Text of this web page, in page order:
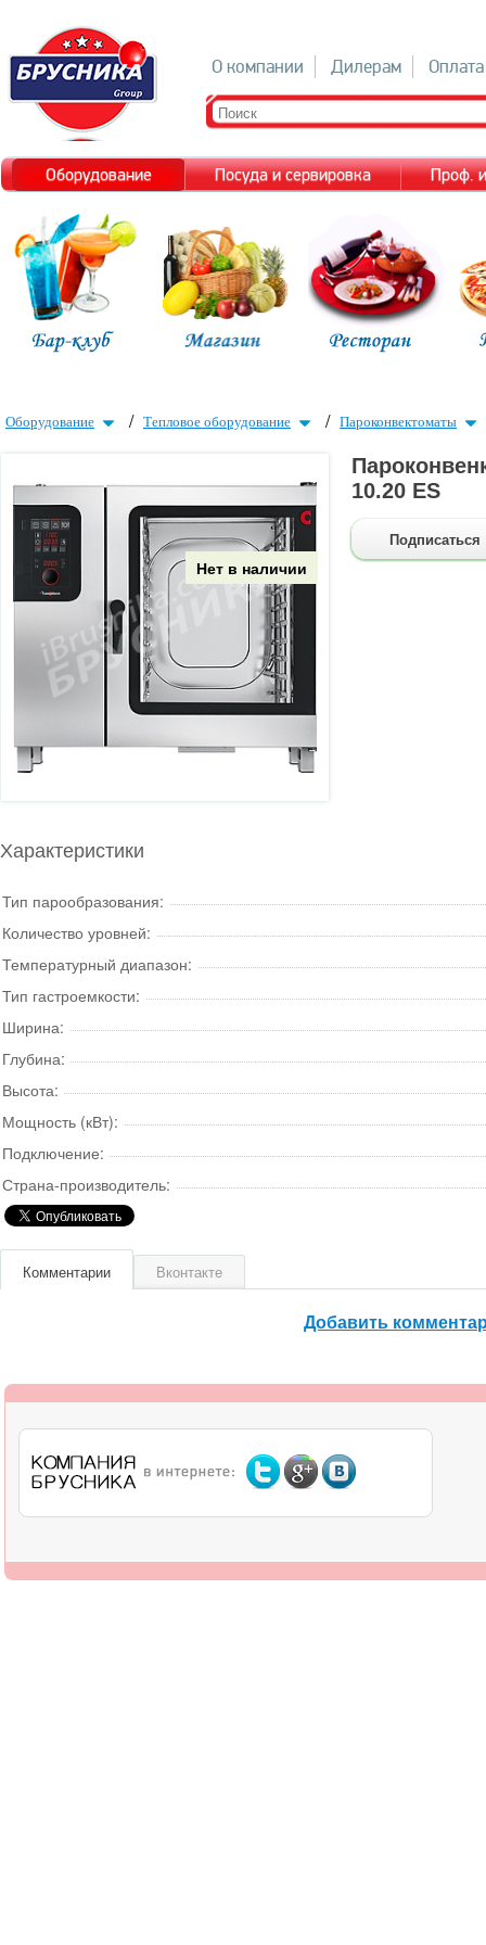
О компании Дилерам Оплата
Оборудование Посуда и сервировка Проф.
Оборудование / Тепловое оборудование / Пароконвектоматы
Нет в наличии
10.20 ES
Подписаться
Характеристики
Тип парообразования:
Количество уровней:
Температурный диапазон:
Тип гастроемкости:
Ширина:
Глубина:
Высота:
Мощность (кВт):
Подключение:
Страна-производитель:
Комментарии Вконтакте
Добавить